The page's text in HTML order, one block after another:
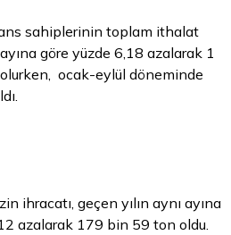
sahiplerinin toplam ithalat
göre yüzde 6,18 azalarak 1
ocak-eylül döneminde
ihracatı, geçen yılın aynı ayına
azalarak 179 bin 59 ton oldu.